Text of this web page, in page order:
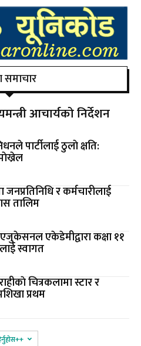
समाचार
आचार्यको निर्देशन
पार्टीलाई ठुलाे क्षति:
जनप्रतिनिधि र कर्मचारीलाई
तालिम
एजुकेसनल एकेडेमीद्वारा कक्षा ११
स्वागत
चित्रकलामा स्टार र
प्रथम